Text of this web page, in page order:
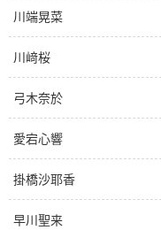
川端晃菜
川﨑桜
弓木奈於
愛宕心響
掛橋沙耶香
早川聖来